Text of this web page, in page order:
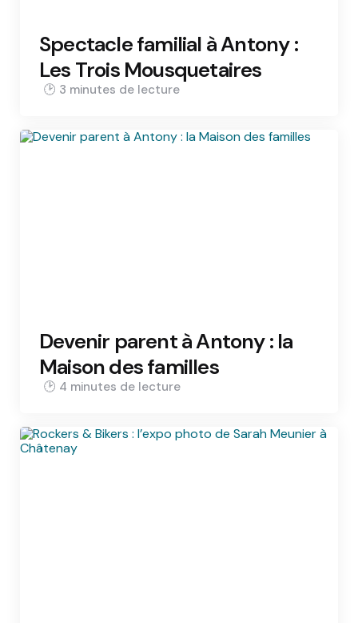
Spectacle familial à Antony :
Les Trois Mousquetaires
3 min
Devenir parent à Antony : la
Maison des familles
4 min